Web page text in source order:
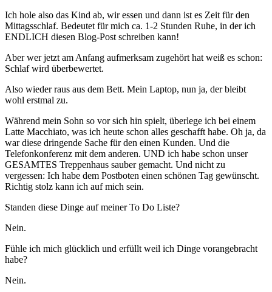
Ich hole also das Kind ab, wir essen und dann ist es Zeit für den
Mittagsschlaf. Bedeutet für mich ca. 1-2 Stunden Ruhe, in der ich
ENDLICH diesen Blog-Post schreiben kann!
Aber wer jetzt am Anfang aufmerksam zugehört hat weiß es schon:
Schlaf wird überbewertet.
Also wieder raus aus dem Bett. Mein Laptop, nun ja, der bleibt
wohl erstmal zu.
Während mein Sohn so vor sich hin spielt, überlege ich bei einem
Latte Macchiato, was ich heute schon alles geschafft habe. Oh ja, da
war diese dringende Sache für den einen Kunden. Und die
Telefonkonferenz mit dem anderen. UND ich habe schon unser
GESAMTES Treppenhaus sauber gemacht. Und nicht zu
vergessen: Ich habe dem Postboten einen schönen Tag gewünscht.
Richtig stolz kann ich auf mich sein.
Standen diese Dinge auf meiner To Do Liste?
Nein.
Fühle ich mich glücklich und erfüllt weil ich Dinge vorangebracht
habe?
Nein.